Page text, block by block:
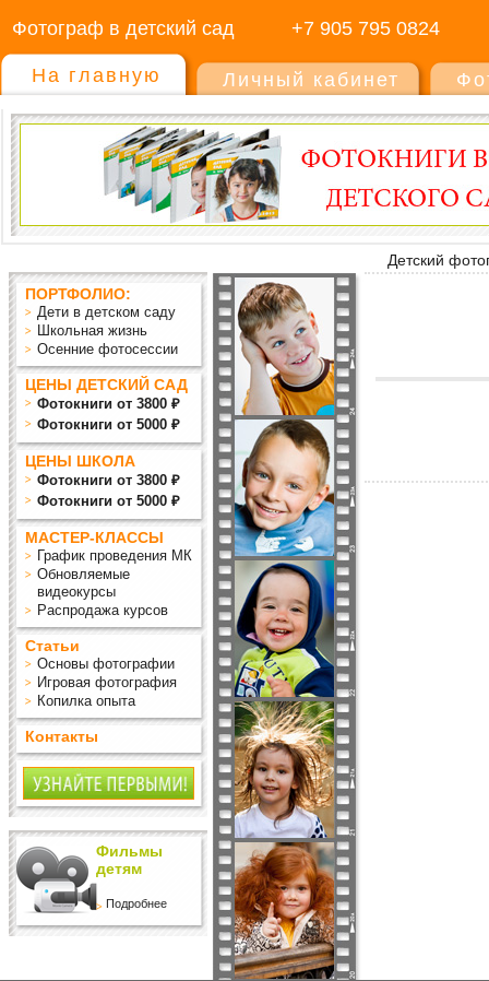
Фотограф в детский сад +7 905 795 0824
На главную Личный кабинет
Детский
ПОРТФОЛИО:
Дети в детском саду
Школьная жизнь
Осенние фотосессии
ЦЕНЫ ДЕТСКИЙ САД
Фотокниги от 3800 ₽
Фотокниги от 5000 ₽
ЦЕНЫ ШКОЛА
Фотокниги от 3800 ₽
Фотокниги от 5000 ₽
МАСТЕР-КЛАССЫ
График проведения МК
Обновляемые
видеокурсы
Распродажа курсов
Статьи
Основы фотографии
Игровая фотография
Копилка опыта
Контакты
Фильмы
детям
Подробнее